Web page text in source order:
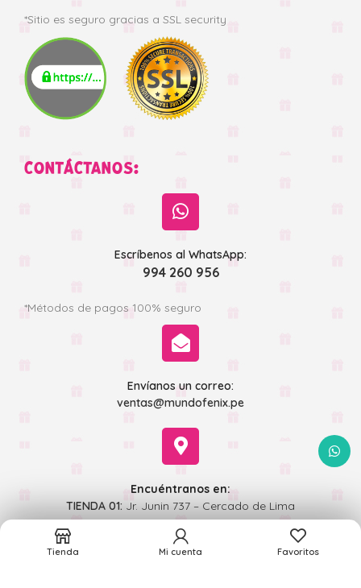
*Sitio es seguro gracias a SSL security
CONTÁCTANOS:
Escríbenos al WhatsApp:
994 260 956
*Métodos de pagos 100% seguro
Envíanos un correo:
ventas@mundofenix.pe
Encuéntranos en:
TIENDA 01: Jr. Junin 737 – Cercado de Lima
TIENDA 02:Jr Andahuaylas 493 - Cercado de Lima
Tienda Mi cuenta Favoritos